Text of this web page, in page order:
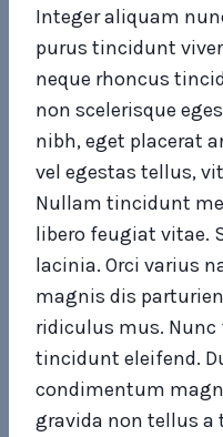
Integer aliquam
purus tincidunt
neque rhoncus
non scelerisque
nibh, eget placerat
vel egestas tellus,
Nullam tincidunt
libero feugiat vitae.
lacinia. Orci varius
magnis dis
ridiculus mus.
tincidunt eleifend.
condimentum
gravida non tellus a